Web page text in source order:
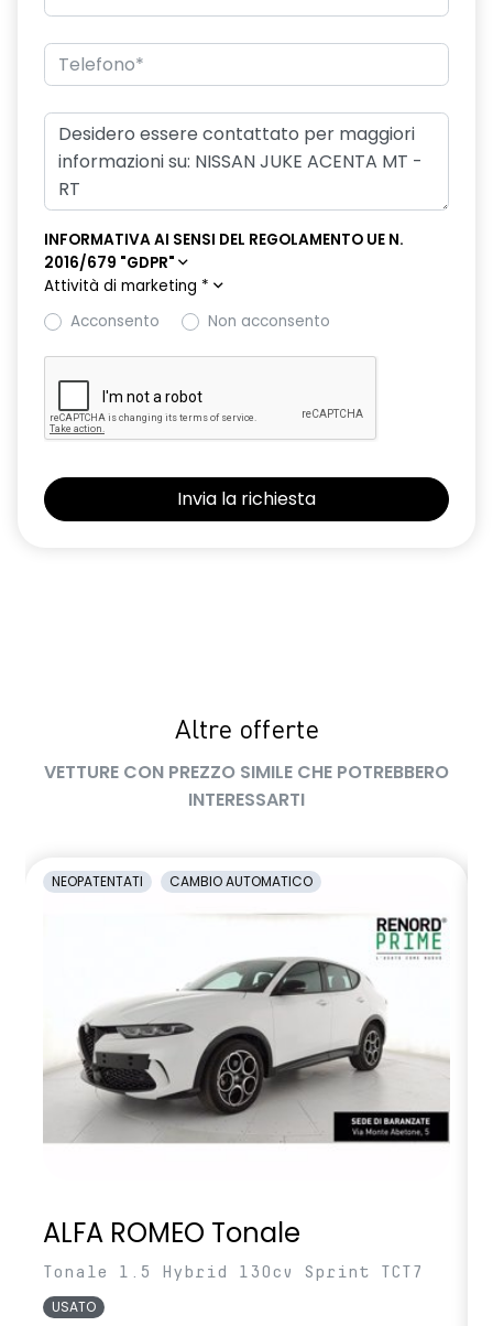
INFORMATIVA AI SENSI DEL REGOLAMENTO UE N.
2016/679 "GDPR"
Attività di marketing *
Acconsento
Non acconsento
Altre offerte
VETTURE CON PREZZO SIMILE CHE POTREBBERO
INTERESSARTI
NEOPATENTATI CAMBIO AUTOMATICO
ALFA ROMEO Tonale
Tonale 1.5 Hybrid 130cv Sprint TCT7
USATO